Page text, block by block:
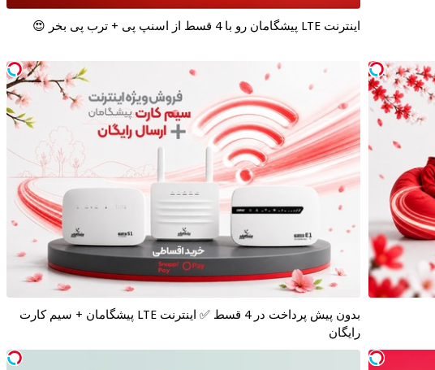
اینترنت LTE پیشگامان رو با 4 قسط از اسنپ پی + ترب پی بخر 😍
بدون پیش پرداخت در 4 قسط ✅ اینترنت LTE پیشگامان + سیم کارت
رایگان